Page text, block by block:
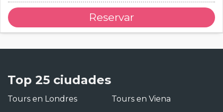
Reservar
Top 25 ciudades
Tours en Londres
Tours en Viena